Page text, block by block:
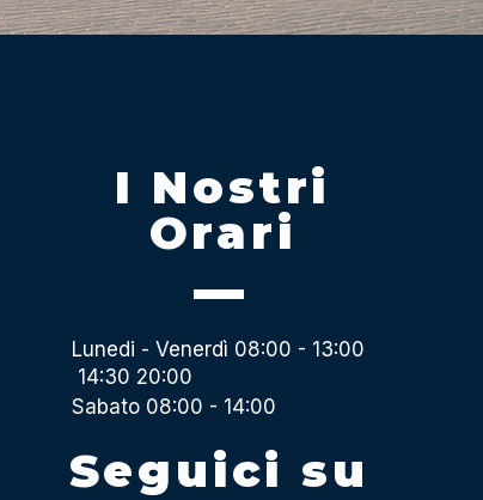
I Nostri
Orari
Lunedi - Venerdì 08:00 - 13:00
14:30 20:00
Sabato 08:00 - 14:00
Seguici su